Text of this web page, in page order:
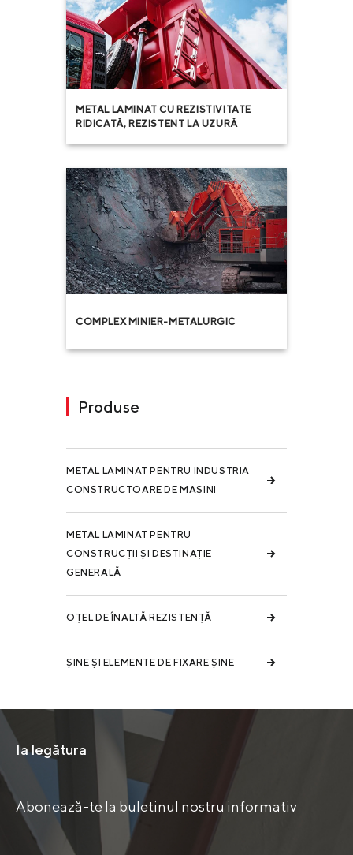
METAL LAMINAT CU REZISTIVITATE
RIDICATĂ, REZISTENT LA UZURĂ
COMPLEX MINIER-METALURGIC
Produse
METAL LAMINAT PENTRU INDUSTRIA
CONSTRUCTOARE DE MAȘINI
METAL LAMINAT PENTRU
CONSTRUCȚII ȘI DESTINAȚIE
GENERALĂ
OȚEL DE ÎNALTĂ REZISTENȚĂ
ȘINE ȘI ELEMENTE DE FIXARE ȘINE
Ia legătura
Abonează-te la buletinul nostru informativ